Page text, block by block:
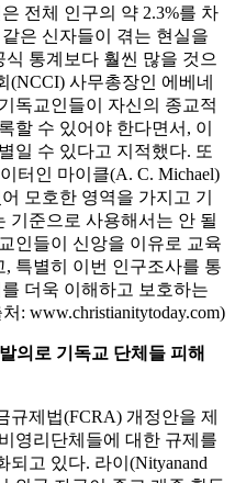
전체 인구의 약 2.3%를 차
은 신자들이 겪는 현실을
통계보다 훨씬 많을 것으
(NCCI) 사무총장인 에베네
독교인들이 자신의 종교적
할 수 있어야 한다면서, 이
일 수 있다고 지적했다. 또
터인 마이클(A. C. Michael)
모호한 영역을 가지고 기
기준으로 사용해서는 안 될
인들이 신앙을 이유로 교육
특별히 이번 인구조사를 통
더욱 이해하고 보호하는
: www.christianitytoday.com)
의로 기독교 단체들 피해
규제법(FCRA) 개정안을 제
영리단체들에 대한 규제를
고 있다. 라이(Nityanand